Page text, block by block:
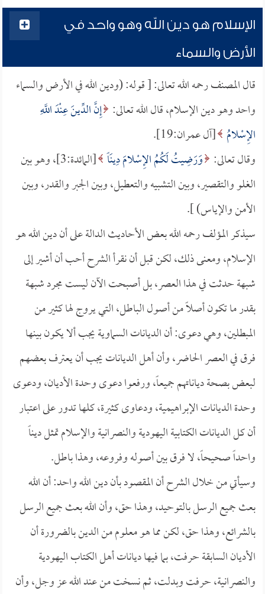
الإسلام هو دين الله وهو واحد في
الأرض والسماء
قال المصنف رحمه الله تعالى: [ قوله: (ودين الله في الأرض والسماء
واحد وهو دين الإسلام، قال الله تعالى: إِنَّ الدِّينَ عِنْدَ اللَّهِ
الإِسْلامُ [آل عمران:19].
وقال تعالى: وَرَضِيتُ لَكُمُ الإِسْلامَ دِينَاً
[المائدة:3]، وهو بين
الغلو والتقصير، وبين التشبيه والتعطيل، وبين الجبر والقدر، وبين
الأمن والإياس) ].
سيذكر المؤلف رحمه الله بعض الأحاديث الدالة على أن دين الله هو
الإسلام، ومعنى ذلك، لكن قبل أن نقرأ الشرح أحب أن أشير إلى
شبهة حدثت في هذا العصر، بل أصبحت الآن ليست مجرد شبهة
بقدر ما تكون أصلاً من أصول الباطل، التي يروج لها كثير من
المبطلين، وهي دعوى: أن الديانات السماوية يجب ألا يكون بينها
فرق في العصر الحاضر، وأن أهل الديانات يجب أن يعترف بعضهم
لبعض بصحة دياناتهم جميعاً، ورفعوا دعوى وحدة الأديان، ودعوى
وحدة الديانات الإبراهيمية، ودعاوى كثيرة، كلها تدور على اعتبار
أن كل الديانات الكتابية اليهودية والنصرانية والإسلام تمثل ديناً
واحداً صحيحاً، لا فرق بين أصوله وفروعه، وهذا باطل.
وسيأتي من خلال الشرح أن المقصود بأن دين الله واحد: أن الله
بعث جميع الرسل بالتوحيد، وهذا حق، وأن الله بعث جميع الرسل
بالشرائع، وهذا حق، لكن مما هو معلوم من الدين بالضرورة أن
الأديان السابقة حرفت، بما فيها ديانات أهل الكتاب اليهودية
والنصرانية، حرفت وبدلت، ثم نسخت من عند الله عز وجل، وأن